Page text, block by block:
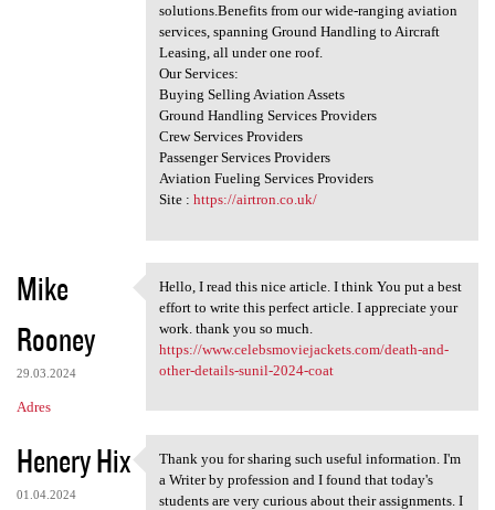
solutions.Benefits from our wide-ranging aviation
services, spanning Ground Handling to Aircraft
Leasing, all under one roof.
Our Services:
Buying Selling Aviation Assets
Ground Handling Services Providers
Crew Services Providers
Passenger Services Providers
Aviation Fueling Services Providers
Site : https://airtron.co.uk/
Mike
Rooney
29.03.2024
Adres
Hello, I read this nice
Hello, I read this nice article. I think You put a best
effort to write this perfect article. I appreciate your
work. thank you so much.
https://www.celebsmoviejackets.com/death-and-
other-details-sunil-2024-coat
Henery Hix
01.04.2024
Thank you for sharing such
Thank you for sharing such useful information. I'm
a Writer by profession and I found that today's
students are very curious about their assignments. I